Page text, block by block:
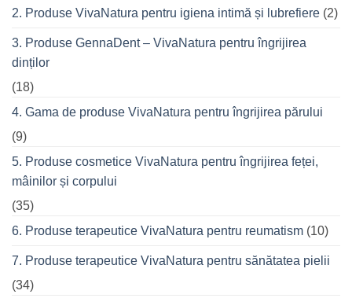
seară
cu
în
oraș
2. Produse VivaNatura pentru igiena intimă și lubrefiere (2)
3. Produse GennaDent – VivaNatura pentru îngrijirea
dinților
(18)
4. Gama de produse VivaNatura pentru îngrijirea părului
(9)
5. Produse cosmetice VivaNatura pentru îngrijirea feței,
mâinilor și corpului
(35)
6. Produse terapeutice VivaNatura pentru reumatism (10)
7. Produse terapeutice VivaNatura pentru sănătatea pielii
(34)